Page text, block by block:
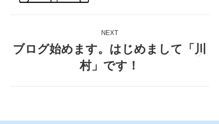
navigation
NEXT
Next
post:
ブログ始めます。はじめまして「川
村」です！